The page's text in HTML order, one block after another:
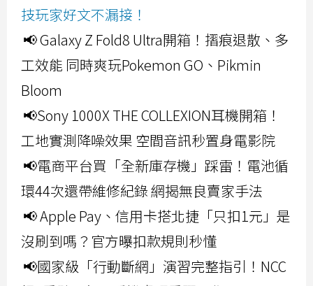
技玩家好文不漏接！
📢 Galaxy Z Fold8 Ultra開箱！摺痕退散、多
工效能 同時爽玩Pokemon GO、Pikmin
Bloom
📢Sony 1000X THE COLLEXION耳機開箱！
工地實測降噪效果 空間音訊秒置身電影院
📢電商平台買「全新庫存機」踩雷！電池循
環44次還帶維修紀錄 網揭無良賣家手法
📢 Apple Pay、信用卡搭北捷「只扣1元」是
沒刷到嗎？官方曝扣款規則秒懂
📢國家級「行動斷網」演習完整指引！NCC